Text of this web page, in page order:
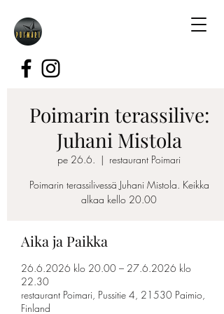
Poimarin terassilive:
Juhani Mistola
pe 26.6.
  |
restaurant Poimari
Poimarin terassilivessä Juhani Mistola. Keikka
alkaa kello 20.00
Aika ja Paikka
26.6.2026 klo 20.00 – 27.6.2026 klo
22.30
restaurant Poimari, Pussitie 4, 21530 Paimio,
Finland